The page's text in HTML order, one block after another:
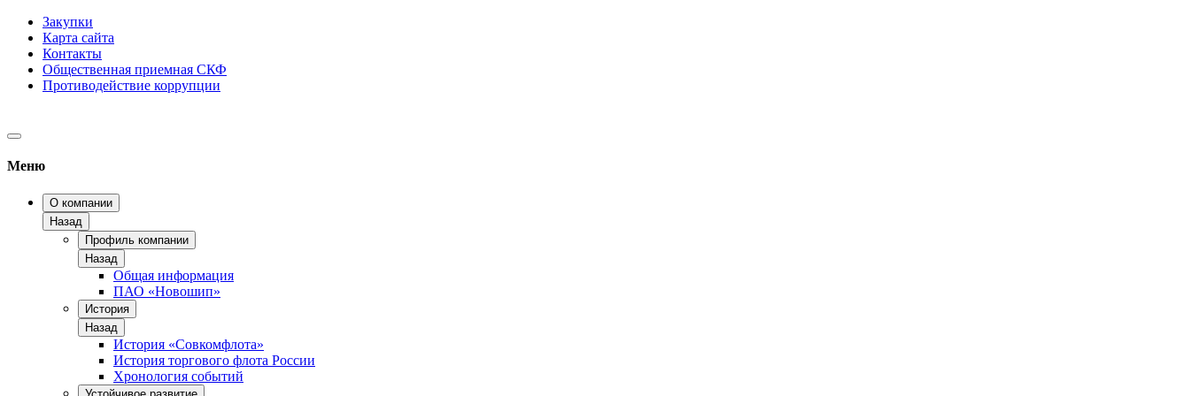
Закупки
Карта сайта
Контакты
Общественная приемная СКФ
Противодействие коррупции
Меню
О компании
Назад
Профиль компании
Назад
Общая информация
ПАО «Новошип»
История
Назад
История «Совкомфлота»
История торгового флота России
Хронология событий